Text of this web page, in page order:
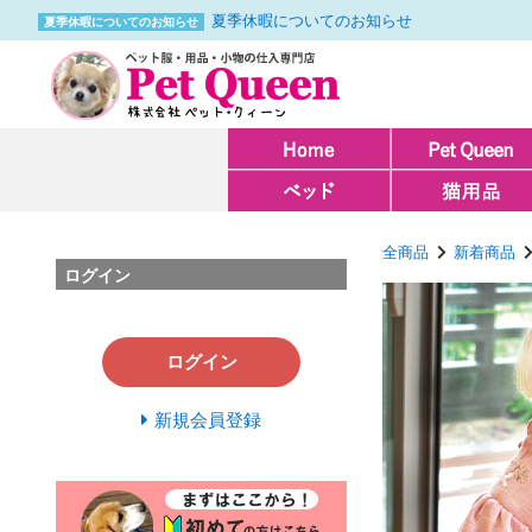
夏季休暇についてのお知らせ 夏季休暇についてのお知らせ
全商品 新着商品
ログイン
ログイン
新規会員登録